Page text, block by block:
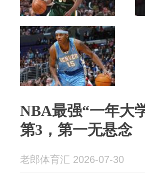
NBA最强“一年大
第3，第一无悬念
老郎体育汇 2026-07-30